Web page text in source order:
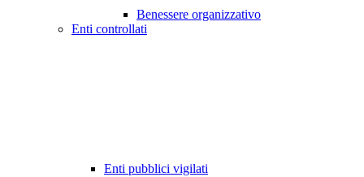
Benessere organizzativo
Enti controllati
Enti pubblici vigilati